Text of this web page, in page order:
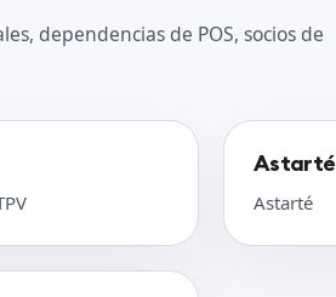
dependencias de POS, socios de
Astarté
Astarté